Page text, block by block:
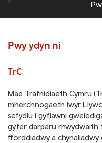
Pwy ydyn ni
TrC
Mae Trafnidiaeth Cymru
mherchnogaeth lwyr
sefydlu i gyflawni
gyfer darparu rhwydwaith
fforddiadwy a